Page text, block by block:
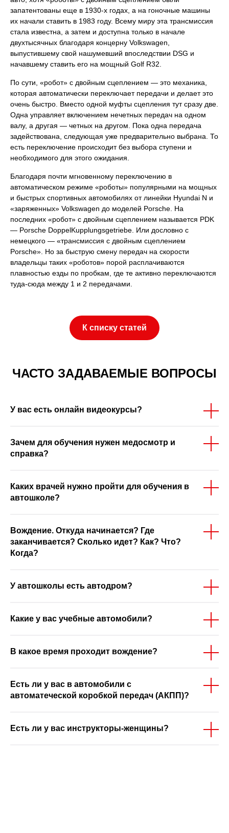
запатентованы еще в 1930-х годах, а на гоночные машины
их начали ставить в 1983 году. Всему миру эта трансмиссия
стала известна, а затем и доступна только в начале
двухтысячных благодаря концерну Volkswagen,
выпустившему свой нашумевший впоследствии DSG и
начавшему ставить его на мощный Golf R32.
По сути, «робот» с двойным сцеплением — это механика,
которая автоматически переключает передачи и делает это
очень быстро. Вместо одной муфты сцепления тут сразу две.
Одна управляет включением нечетных передач на одном
валу, а другая — четных на другом. Пока одна передача
задействована, следующая уже предварительно выбрана. То
есть переключение происходит без выбора ступени и
необходимого для этого ожидания.
Благодаря почти мгновенному переключению в
автоматическом режиме «роботы» популярными на мощных
и быстрых спортивных автомобилях от линейки Hyundai N и
«заряженных» Volkswagen до моделей Porsche. На
последних «робот» с двойным сцеплением называется PDK
— Porsche DoppelKupplungsgetriebe. Или дословно с
немецкого — «трансмиссия с двойным сцеплением
Porsche». Но за быструю смену передач на скорости
владельцы таких «роботов» порой расплачиваются
плавностью езды по пробкам, где те активно переключаются
туда-сюда между 1 и 2 передачами.
К списку статей
ЧАСТО ЗАДАВАЕМЫЕ ВОПРОСЫ
У вас есть онлайн видеокурсы?
Зачем для обучения нужен медосмотр и
справка?
Каких врачей нужно пройти для обучения в
автошколе?
Вождение. Откуда начинается? Где
заканчивается? Сколько идет? Как? Что?
Когда?
У автошколы есть автодром?
Какие у вас учебные автомобили?
В какое время проходит вождение?
Есть ли у вас в автомобили с
автоматеческой коробкой передач (АКПП)?
Есть ли у вас инструкторы-женщины?